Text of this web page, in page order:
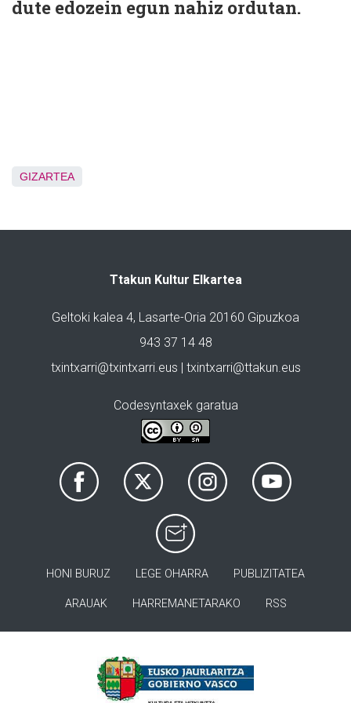
dute edozein egun nahiz ordutan.
GIZARTEA
Ttakun Kultur Elkartea
Geltoki kalea 4, Lasarte-Oria 20160 Gipuzkoa
943 37 14 48
txintxarri@txintxarri.eus | txintxarri@ttakun.eus
Codesyntaxek garatua
HONI BURUZ LEGE OHARRA PUBLIZITATEA
ARAUAK HARREMANETARAKO RSS